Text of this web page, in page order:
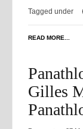
Tagged under
READ MORE...
Gilles